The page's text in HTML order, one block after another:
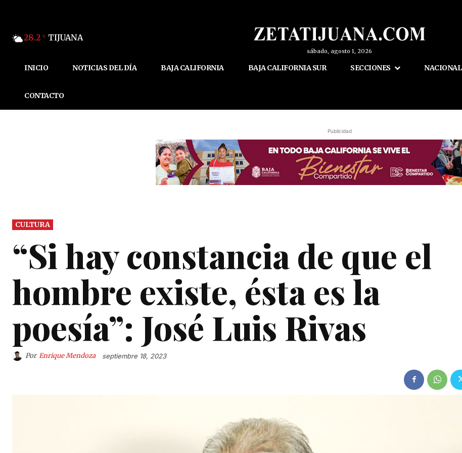
28.2 C TIJUANA
sábado, agosto 1, 2026
INICIO NOTICIAS DEL DÍA BAJA CALIFORNIA BAJA CALIFORNIA SUR SECCIONES NACIONAL
CONTACTO
Publicidad
CULTURA
“Si hay constancia de que el
hombre existe, ésta es la
poesía”: José Luis Rivas
Por Enrique Mendoza septiembre 18, 2023